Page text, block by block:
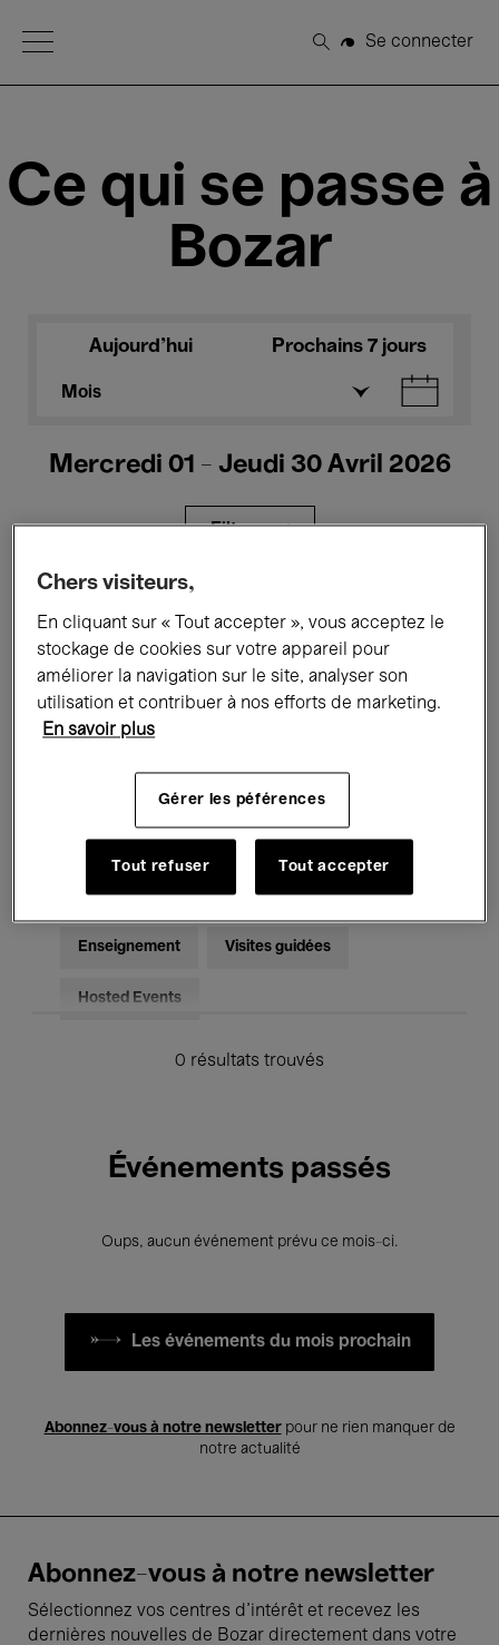
Open Menu
Rechercher
Se connecter
Ce qui se passe à
Bozar
Aujourd'hui Prochains 7 jours
Mois
Mercredi 01 - Jeudi 30 Avril 2026
Filtres
Expositions Films Performances
Rencontres & Débats Jazz
Musique électronique
Pour tous Kids’ Palace
Enseignement Visites guidées
Hosted Events
0 résultats trouvés
Événements passés
Oups, aucun événement prévu ce mois-ci.
Les événements du mois prochain
Abonnez-vous à notre newsletterpour ne rien manquer de
notre actualité
Abonnez-vous à notre newsletter
Sélectionnez vos centres d'intérêt et recevez les
dernières nouvelles de Bozar directement dans votre
Chers visiteurs,
En cliquant sur « Tout accepter », vous acceptez le
stockage de cookies sur votre appareil pour
améliorer la navigation sur le site, analyser son
utilisation et contribuer à nos efforts de marketing.
En savoir plus
Gérer les péférences
Tout refuser Tout accepter